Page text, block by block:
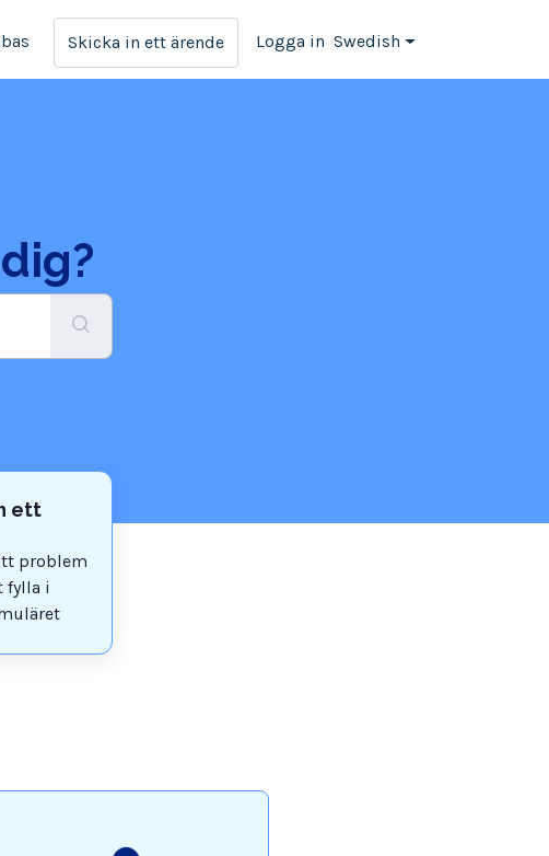
Skicka in ett ärende Logga in Swedish
ett
problem
fylla i